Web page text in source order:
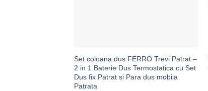
Set coloana dus FERRO Trevi Patrat –
2 in 1 Baterie Dus Termostatica cu Set
Dus fix Patrat si Para dus mobila
Patrata